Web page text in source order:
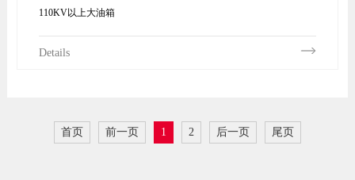
110KV以上大油箱
Details
首页 前一页 1 2 后一页 尾页